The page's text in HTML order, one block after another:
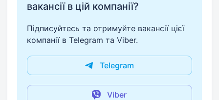
вакансії в цій компанії?
Підписуйтесь та отримуйте вакансії цієї
компанії в Telegram та Viber.
Telegram
Viber